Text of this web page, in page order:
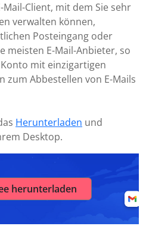
Mail-Client, mit dem Sie sehr
verwalten können,
Posteingang oder
meisten E-Mail-Anbieter, so
mit einzigartigen
zum Abbestellen von E-Mails
Herunterladen und
Desktop.
herunterladen